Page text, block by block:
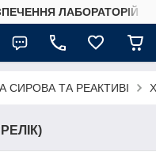
ЛАБОРАТОРІЙ
СИРОВА ТА РЕАКТИВІ